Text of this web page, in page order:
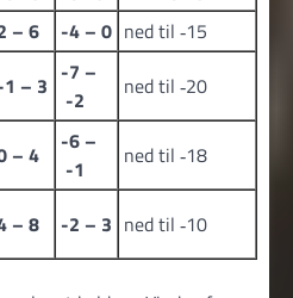
– 6 -4 – 0 ned til ‑15
– 3 -7 –
-2
ned til ‑20
– 4
-6 –
-1
ned til ‑18
– 8 -2 – 3 ned til ‑10